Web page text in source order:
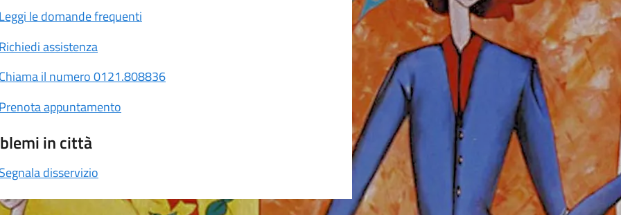
Leggi le domande frequenti
Richiedi assistenza
Chiama il numero 0121.808836
Prenota appuntamento
in città
Segnala disservizio